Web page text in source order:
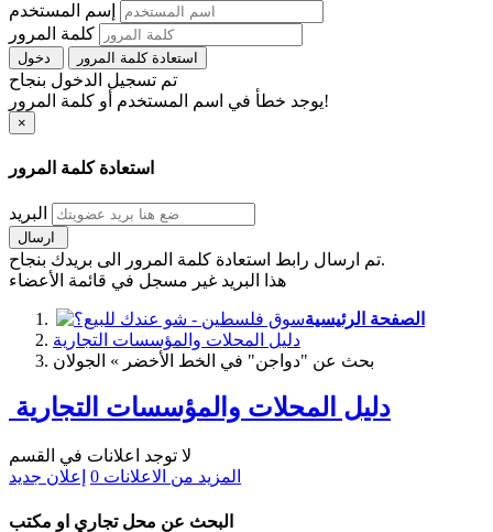
إسم المستخدم
كلمة المرور
استعادة كلمة المرور
تم تسجيل الدخول بنجاح
يوجد خطأ في اسم المستخدم أو كلمة المرور!
×
استعادة كلمة المرور
البريد
تم ارسال رابط استعادة كلمة المرور الى بريدك بنجاح.
هذا البريد غير مسجل في قائمة الأعضاء
الصفحة الرئيسية
دليل المحلات والمؤسسات التجارية
بحث عن "دواجن" في الخط الأخضر » الجولان
دليل المحلات والمؤسسات التجارية
لا توجد اعلانات في القسم
المزيد من الاعلانات 0 إعلان جديد
البحث عن محل تجاري او مكتب